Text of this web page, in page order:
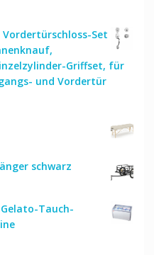
Set
Griffset, für
und Vordertür
schwarz
Tauch-